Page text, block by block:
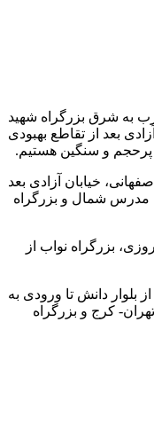
به شرق بزرگراه شهید
بعد از تقاطع بهبودی
پرحجم و سنگین هستیم.
خیابان آزادی بعد
مدرس شمال و بزرگراه
بزرگراه نواب از
بلوار دانش تا ورودی به
کرج و بزرگراه